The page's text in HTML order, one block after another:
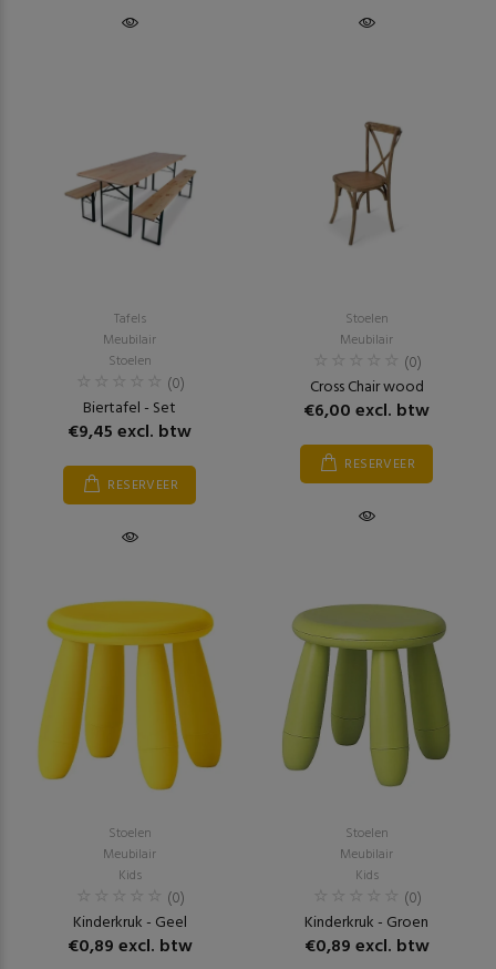
Tafels
Meubilair
Stoelen
(0)
Biertafel - Set
€9,45 excl. btw
RESERVEER
Stoelen
Meubilair
(0)
Cross Chair wood
€6,00 excl. btw
RESERVEER
Stoelen
Meubilair
Kids
(0)
Kinderkruk - Geel
€0,89 excl. btw
Stoelen
Meubilair
Kids
(0)
Kinderkruk - Groen
€0,89 excl. btw